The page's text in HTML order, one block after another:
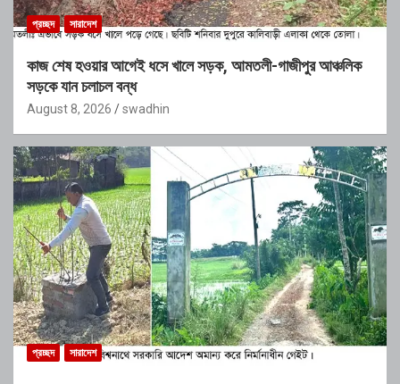
প্রচ্ছদ সারাদেশ
কাজ শেষ হওয়ার আগেই ধসে খালে সড়ক, আমতলী-গাজীপুর আঞ্চলিক
সড়কে যান চলাচল বন্ধ
August 8, 2026 swadhin
প্রচ্ছদ সারাদেশ